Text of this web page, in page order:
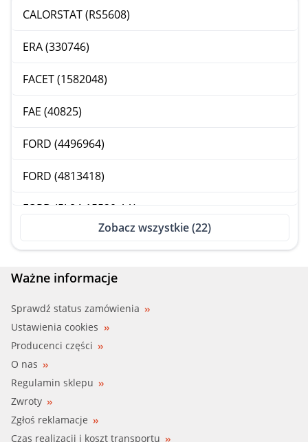
CALORSTAT (RS5608)
ERA (330746)
FACET (1582048)
FAE (40825)
FORD (4496964)
FORD (4813418)
FORD (5L84-15520-AA)
HELLA (6ZF008621411)
HYUNDAI (93860-39900)
MAZDA (AC05-17-640)
MAZDA (AC05-17-640A)
MEATDORIA (36041)
Zobacz wszystkie (22)
Ważne informacje
Sprawdź status zamówienia
Ustawienia cookies
Producenci części
O nas
Regulamin sklepu
Zwroty
Zgłoś reklamacje
Czas realizacji i koszt transportu